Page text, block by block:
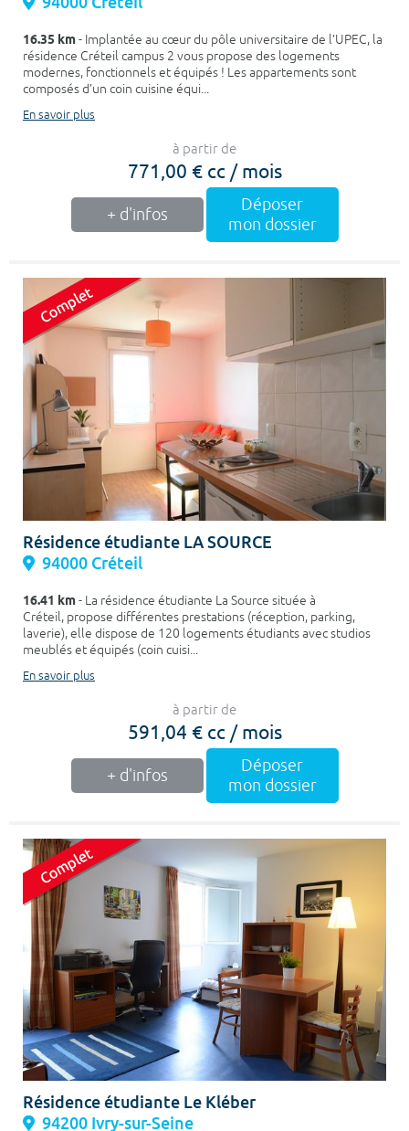
16.35 km- Implantée au cœur du pôle universitaire de l’UPEC, la
résidence Créteil campus 2 vous propose des logements
modernes, fonctionnels et équipés ! Les appartements sont
composés d’un coin cuisine équi...
En savoir plus
à partir de
771,00 € cc / mois
+ d'infos
Déposer
mon dossier
Résidence étudiante LA SOURCE
94000 Créteil
16.41 km- La résidence étudiante La Source située à
Créteil, propose différentes prestations (réception, parking,
laverie), elle dispose de 120 logements étudiants avec studios
meublés et équipés (coin cuisi...
En savoir plus
à partir de
591,04 € cc / mois
+ d'infos
Déposer
mon dossier
Résidence étudiante Le Kléber
94200 Ivry-sur-Seine